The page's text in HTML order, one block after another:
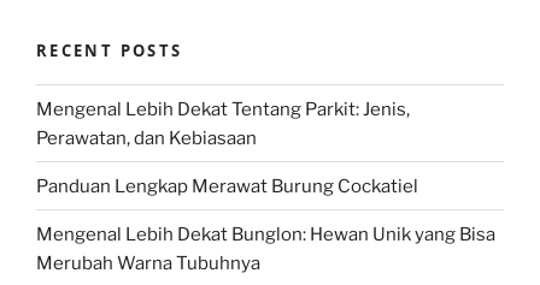
RECENT POSTS
Mengenal Lebih Dekat Tentang Parkit: Jenis,
Perawatan, dan Kebiasaan
Panduan Lengkap Merawat Burung Cockatiel
Mengenal Lebih Dekat Bunglon: Hewan Unik yang Bisa
Merubah Warna Tubuhnya